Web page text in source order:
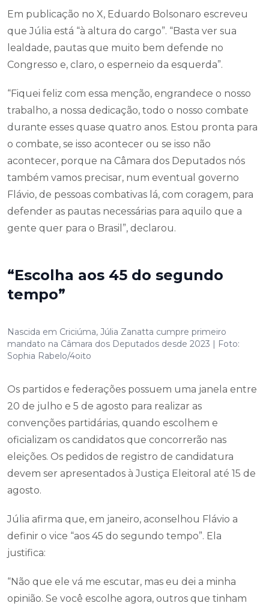
Em publicação no X, Eduardo Bolsonaro escreveu
que Júlia está “à altura do cargo”. “Basta ver sua
lealdade, pautas que muito bem defende no
Congresso e, claro, o esperneio da esquerda”.
“Fiquei feliz com essa menção, engrandece o nosso
trabalho, a nossa dedicação, todo o nosso combate
durante esses quase quatro anos. Estou pronta para
o combate, se isso acontecer ou se isso não
acontecer, porque na Câmara dos Deputados nós
também vamos precisar, num eventual governo
Flávio, de pessoas combativas lá, com coragem, para
defender as pautas necessárias para aquilo que a
gente quer para o Brasil”, declarou.
“Escolha aos 45 do segundo
tempo”
Nascida em Criciúma, Júlia Zanatta cumpre primeiro
mandato na Câmara dos Deputados desde 2023 | Foto:
Sophia Rabelo/4oito
Os partidos e federações possuem uma janela entre
20 de julho e 5 de agosto para realizar as
convenções partidárias, quando escolhem e
oficializam os candidatos que concorrerão nas
eleições. Os pedidos de registro de candidatura
devem ser apresentados à Justiça Eleitoral até 15 de
agosto.
Júlia afirma que, em janeiro, aconselhou Flávio a
definir o vice “aos 45 do segundo tempo”. Ela
justifica:
“Não que ele vá me escutar, mas eu dei a minha
opinião. Se você escolhe agora, outros que tinham